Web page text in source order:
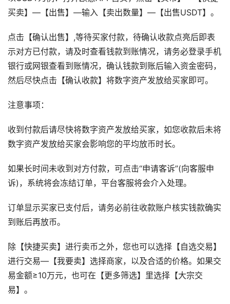
买卖】—【出售】—输入【卖出数量】—【出售USDT】。
点击【确认出售】,等待买家付款，待确认收款点亮后即表
示对方已付款，请及时查看钱款到账情况，请务必登录手机
银行或网银查看到账情况，确认钱款到账后输入资金密码，
然后尽快点击【确认收款】将数字资产发放给买家即可。
注意事项：
收到付款后请尽快将数字资产发放给买家，如您收款后未将
数字资产发放给买家会影响您的平均放币时长。
如果长时间未收到对方付款，可点击“申请客诉”(向客服申
诉)，系统将会冻结订单，平台客服将会介入处理。
订单显示买家已支付后，请务必前往收款账户核实钱款确实
到账后再放币。
除【快捷买卖】进行卖币之外，您也可以选择【自选交易】
进行交易—【我要卖】选择商家，以及合适的价格。如果交
易金额≥10万元，也可在【更多筛选】里选择【大宗交
易】。